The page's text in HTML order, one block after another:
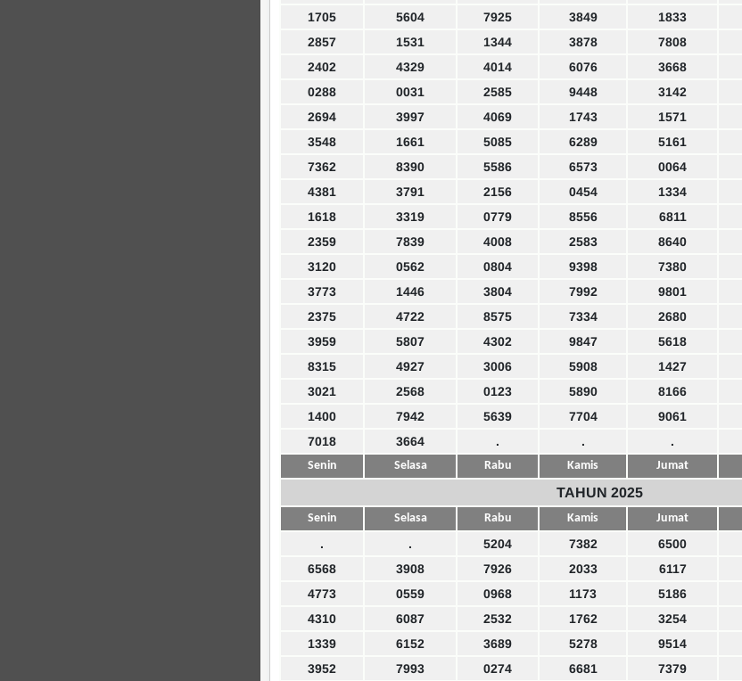
1705
5604 7925 3849 1833
2857
1531 1344 3878 7808
2402
4329 4014 6076 3668
0288
0031 2585 9448 3142
2694
3997 4069 1743 1571
3548
1661 5085 6289 5161
7362
8390 5586 6573 0064
4381
3791 2156 0454 1334
1618
3319 0779 8556 6811
2359
7839 4008 2583 8640
3120
0562 0804 9398 7380
3773
1446 3804 7992 9801
2375
4722 8575 7334 2680
3959
5807 4302 9847 5618
8315
4927 3006 5908 1427
3021
2568 0123 5890 8166
1400
7942 5639 7704 9061
7018
3664 . . .
Senin Selasa Rabu Kamis Jumat
TAHUN 2025
Senin Selasa Rabu Kamis Jumat
. . 5204 7382 6500
6568
3908 7926 2033 6117
4773
0559 0968 1173 5186
4310
6087 2532 1762 3254
1339
6152 3689 5278 9514
3952
7993 0274 6681 7379